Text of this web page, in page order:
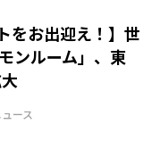
をお出迎え！】世
ンルーム」、東
ース